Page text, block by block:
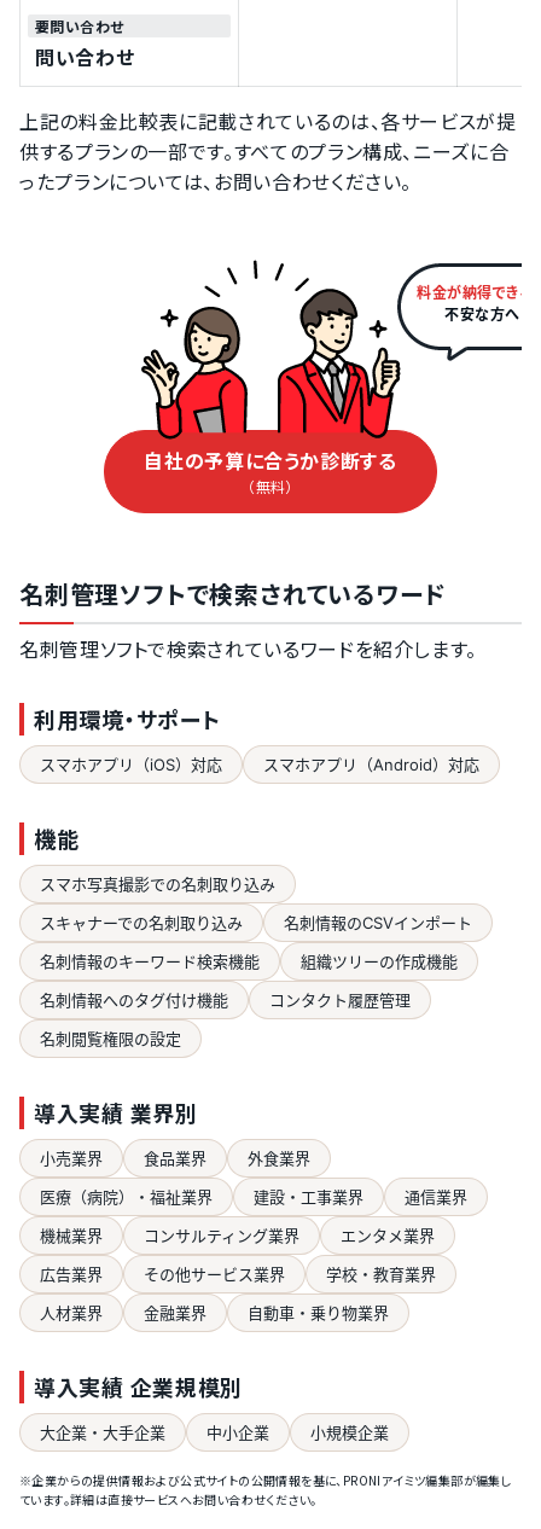
要問い合わせ
問い合わせ
上記の料金比較表に記載されているのは、各サービスが提
供するプランの一部です。すべてのプラン構成、ニーズに合
ったプランについては、お問い合わせください。
料金が納得できる
不安な方へ
自社の予算に合うか診断する
（無料）
名刺管理ソフトで検索されているワード
名刺管理ソフトで検索されているワードを紹介します。
利用環境・サポート
スマホアプリ（iOS）対応 スマホアプリ（Android）対応
機能
スマホ写真撮影での名刺取り込み
スキャナーでの名刺取り込み
名刺情報のCSVインポート
名刺情報のキーワード検索機能
組織ツリーの作成機能
名刺情報へのタグ付け機能
コンタクト履歴管理
名刺閲覧権限の設定
導入実績 業界別
小売業界 食品業界
外食業界
医療（病院）・福祉業界
建設・工事業界
通信業界
機械業界
コンサルティング業界
エンタメ業界
広告業界
その他サービス業界
学校・教育業界
人材業界
金融業界 自動車・乗り物業界
導入実績 企業規模別
大企業・大手企業 中小企業 小規模企業
※企業からの提供情報および公式サイトの公開情報を基に、PRONIアイミツ編集部が編集し
ています。詳細は直接サービスへお問い合わせください。